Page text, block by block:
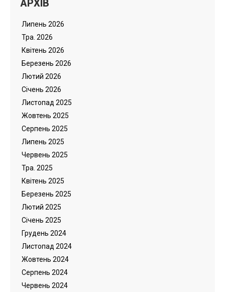
АРХІВ
Липень 2026
Тра. 2026
Квітень 2026
Березень 2026
Лютий 2026
Cічень 2026
Листопад 2025
Жовтень 2025
Серпень 2025
Липень 2025
Червень 2025
Тра. 2025
Квітень 2025
Березень 2025
Лютий 2025
Cічень 2025
Грудень 2024
Листопад 2024
Жовтень 2024
Серпень 2024
Червень 2024